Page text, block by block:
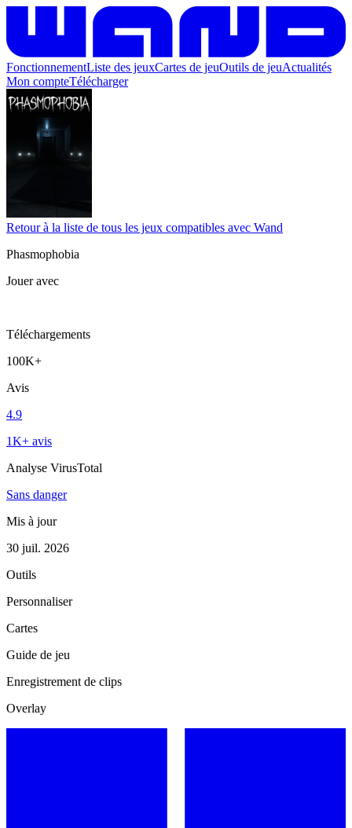
FonctionnementListe des jeuxCartes de jeuOutils de jeuActualités
Mon compteTélécharger
Retour à la liste de tous les jeux compatibles avec Wand
Phasmophobia
Jouer avec
Téléchargements
100K+
Avis
4.9
1K+ avis
Analyse VirusTotal
Sans danger
Mis à jour
30 juil. 2026
Outils
Personnaliser
Cartes
Guide de jeu
Enregistrement de clips
Overlay